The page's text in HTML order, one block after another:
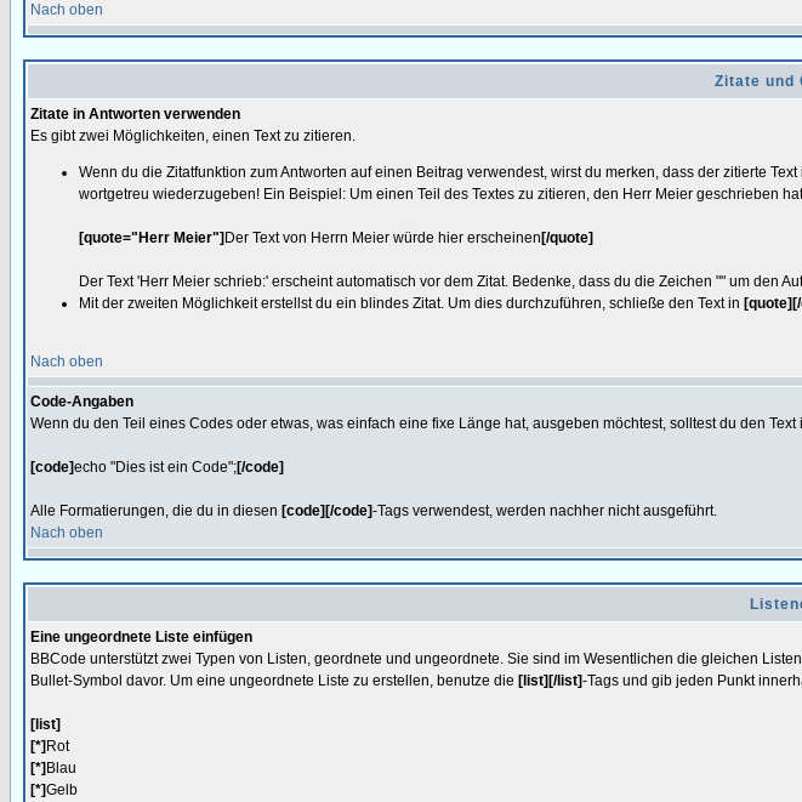
Nach oben
Zitate und
Zitate in Antworten verwenden
Es gibt zwei Möglichkeiten, einen Text zu zitieren.
Wenn du die Zitatfunktion zum Antworten auf einen Beitrag verwendest, wirst du merken, dass der zitierte Text
wortgetreu wiederzugeben! Ein Beispiel: Um einen Teil des Textes zu zitieren, den Herr Meier geschrieben
[quote="Herr Meier"] Der Text von Herrn Meier würde hier erscheinen [/quote]
Der Text 'Herr Meier schrieb:' erscheint automatisch vor dem Zitat. Bedenke, dass du die Zeichen "" um den
Mit der zweiten Möglichkeit erstellst du ein blindes Zitat. Um dies durchzuführen, schließe den Text in
Nach oben
Code-Angaben
Wenn du den Teil eines Codes oder etwas, was einfach eine fixe Länge hat, ausgeben möchtest, solltest du den Text
[code]echo "Dies ist ein Code";[/code]
Alle Formatierungen, die du in diesen [code][/code]-Tags verwendest, werden nachher nicht ausgeführt.
Nach oben
Eine ungeordnete Liste einfügen
BBCode unterstützt zwei Typen von Listen, geordnete und ungeordnete. Sie sind im Wesentlichen die gleichen
Bullet-Symbol davor. Um eine ungeordnete Liste zu erstellen, benutze die [list][/list]-Tags und gib jeden Punkt
[list]
[*] Rot
[*] Blau
[*]Gelb